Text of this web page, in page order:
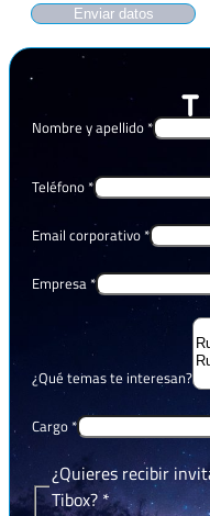
Enviar datos
Nombre y apellido *
Teléfono *
Email corporativo *
Empresa *
¿Qué temas te interesan?
Cargo *
¿Quieres recibir
Tibox?*